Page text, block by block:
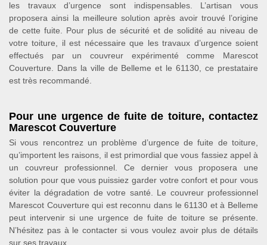
les travaux d’urgence sont indispensables. L’artisan vous
proposera ainsi la meilleure solution après avoir trouvé l’origine
de cette fuite. Pour plus de sécurité et de solidité au niveau de
votre toiture, il est nécessaire que les travaux d’urgence soient
effectués par un couvreur expérimenté comme Marescot
Couverture. Dans la ville de Belleme et le 61130, ce prestataire
est très recommandé.
Pour une urgence de fuite de toiture, contactez
Marescot Couverture
Si vous rencontrez un problème d’urgence de fuite de toiture,
qu’importent les raisons, il est primordial que vous fassiez appel à
un couvreur professionnel. Ce dernier vous proposera une
solution pour que vous puissiez garder votre confort et pour vous
éviter la dégradation de votre santé. Le couvreur professionnel
Marescot Couverture qui est reconnu dans le 61130 et à Belleme
peut intervenir si une urgence de fuite de toiture se présente.
N’hésitez pas à le contacter si vous voulez avoir plus de détails
sur ses travaux.